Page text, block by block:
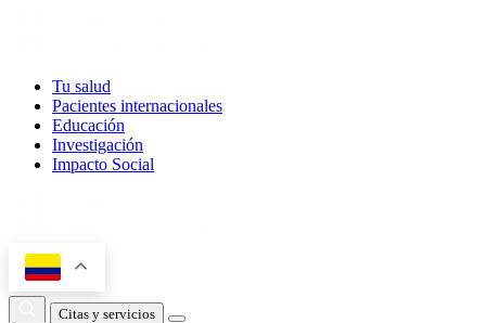
Tu salud
Pacientes internacionales
Educación
Investigación
Impacto Social
Citas y servicios